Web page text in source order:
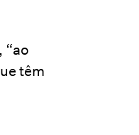
“ao
têm